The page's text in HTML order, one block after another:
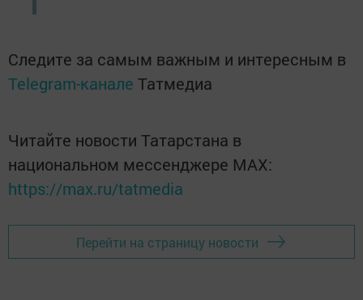
Следите за самым важным и интересным в
Telegram-канале Татмедиа
Читайте новости Татарстана в
национальном мессенджере MАХ:
https://max.ru/tatmedia
Перейти на страницу новости